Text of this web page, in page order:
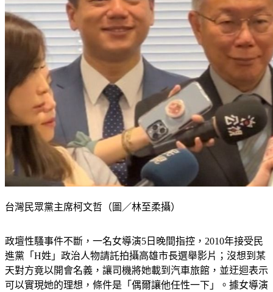
進黨「H姓」政治人物請託拍攝高雄市長選舉影片；沒想到某
天對方竟以開會名義，讓司機將她載到汽車旅館，並迂迴表示
可以實現她的理想，條件是「偶爾讓他任性一下」。據女導演
的描述，外界認為加害者可能就是民進黨前陳菊辦公室主任洪